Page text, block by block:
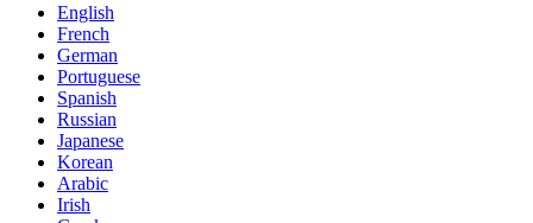
English
French
German
Portuguese
Spanish
Russian
Japanese
Korean
Arabic
Irish